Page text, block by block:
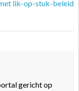
lik-op-stuk-beleid
gericht op